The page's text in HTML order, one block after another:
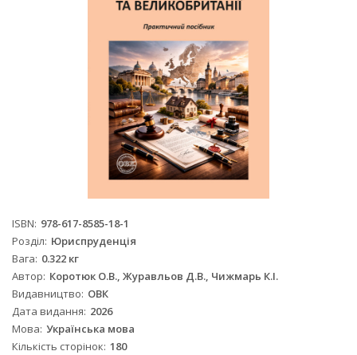
ISBN 978-617-8585-18-1
Розділ Юриспруденція
Вага 0.322 кг
Автор Коротюк О.В., Журавльов Д.В., Чижмарь К.І.
Видавництво ОВК
Дата видання 2026
Мова Українська мова
Кількість сторінок 180